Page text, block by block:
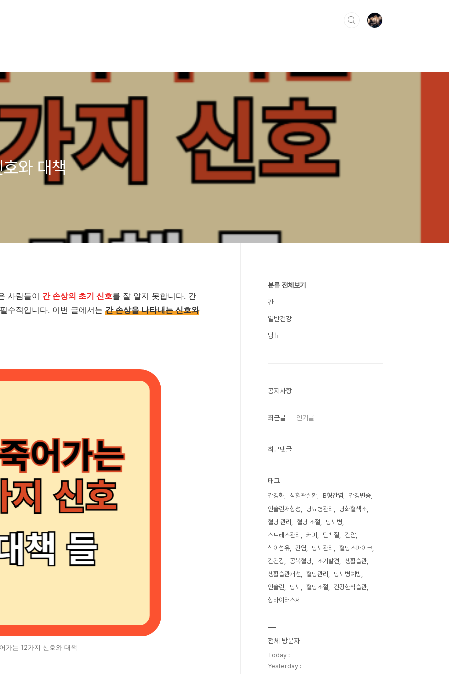
와 대책
사람들이 간 손상의 초기 신호를 잘 알지 못합니다. 간
수적입니다. 이번 글에서는 간 손상을 나타내는 신호와
가는 12가지 신호와 대책
분류 전체보기
간
일반건강
당뇨
공지사항
최근글 인기글
최근댓글
태그
간경화 심혈관질환 B형간염
간경변증
인슐린저항성
당뇨병관리
당화혈색소
혈당 관리
혈당 조절
당뇨병
스트레스관리
커피 단백질
간암
식이섬유
간염 당뇨관리
혈당스파이크
간건강
공복혈당 조기발견
생활습관
생활습관개선
혈당관리
당뇨병예방
인슐린
당뇨 혈당조절
건강한식습관
항바이러스제
전체 방문자
Today :
Yesterday :